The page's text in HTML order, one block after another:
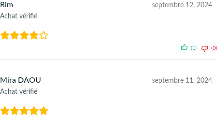
Rim
Achat vérifié
septembre 12, 2024
(1) (0)
Mira DAOU
Achat vérifié
septembre 11, 2024